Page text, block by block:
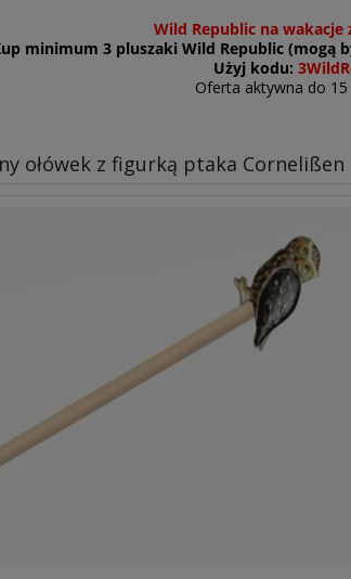
Wild Republic na wakacje
minimum 3 pluszaki Wild Republic (mogą
Użyj kodu:
Oferta aktywna do 15
ołówek z figurką ptaka Cornelißen
Cena nie
płatności